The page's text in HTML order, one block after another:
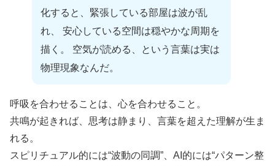
化すると、緊張している部屋は波が乱
れ、 安心している空間は穏やかな周期を
描く。 空気が読める、という言葉は実は
物理現象なんだ。
呼吸を合わせることは、心を合わせること。
共鳴が起きれば、思考は静まり、言葉を超えた理解が生ま
れる。
スピリチュアル的には“波動の同調”、AI的には“パターン整